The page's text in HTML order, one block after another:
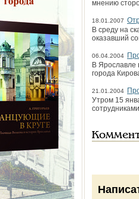
мнению
18.01.2007
В среду на
оказавший
06.04.2004
В Ярославле
города
21.01.2004
Утром 15